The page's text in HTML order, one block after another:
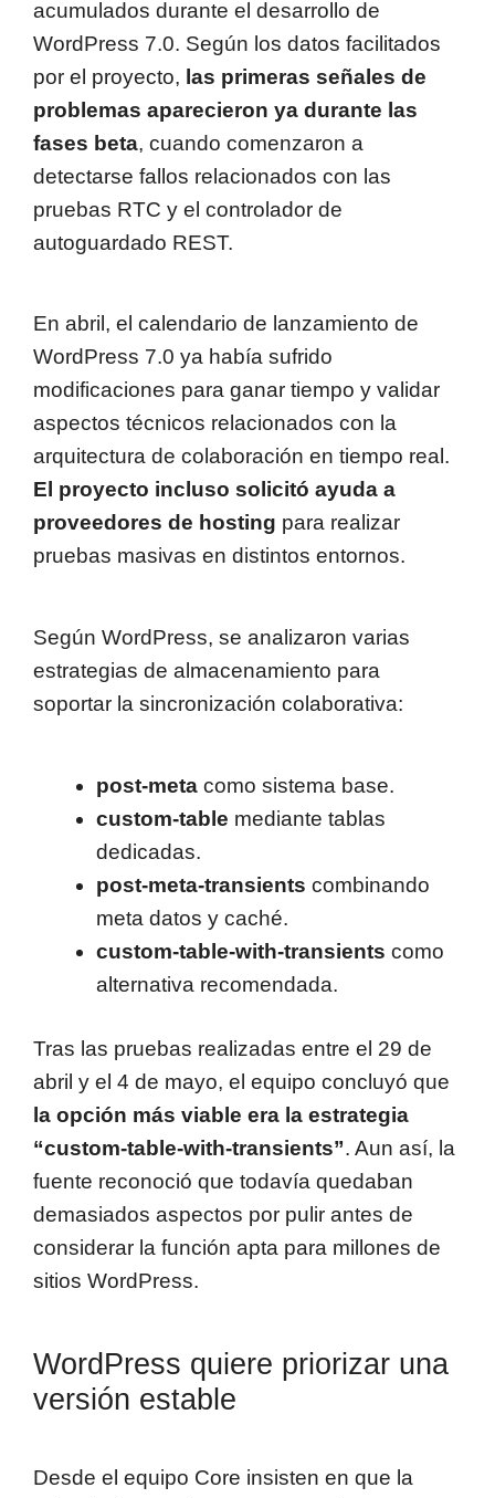
acumulados durante el desarrollo de
WordPress 7.0. Según los datos facilitados
por el proyecto, las primeras señales de
problemas aparecieron ya durante las
fases beta, cuando comenzaron a
detectarse fallos relacionados con las
pruebas RTC y el controlador de
autoguardado REST.
En abril, el calendario de lanzamiento de
WordPress 7.0 ya había sufrido
modificaciones para ganar tiempo y validar
aspectos técnicos relacionados con la
arquitectura de colaboración en tiempo real.
El proyecto incluso solicitó ayuda a
proveedores de hosting para realizar
pruebas masivas en distintos entornos.
Según WordPress, se analizaron varias
estrategias de almacenamiento para
soportar la sincronización colaborativa:
post-meta como sistema base.
custom-table mediante tablas
dedicadas.
post-meta-transients combinando
meta datos y caché.
custom-table-with-transients como
alternativa recomendada.
Tras las pruebas realizadas entre el 29 de
abril y el 4 de mayo, el equipo concluyó que
la opción más viable era la estrategia
“custom-table-with-transients”. Aun así, la
fuente reconoció que todavía quedaban
demasiados aspectos por pulir antes de
considerar la función apta para millones de
sitios WordPress.
WordPress quiere priorizar una
versión estable
Desde el equipo Core insisten en que la